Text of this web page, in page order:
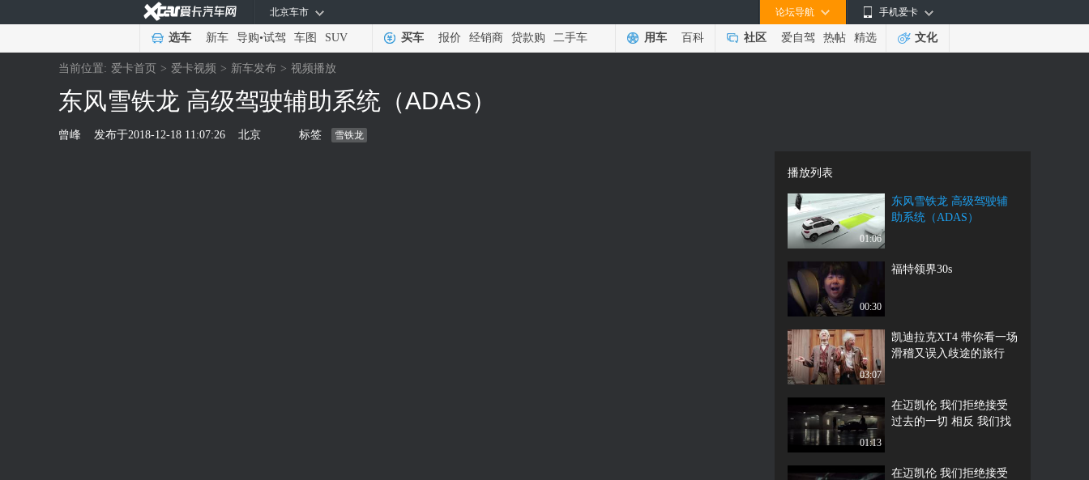
手机爱卡
论坛导航
北京车市
选车 新车 导购•试驾 车图 SUV 买车 报价 经销商 贷款购 二手车 用车 百科 社区 爱自驾 热帖 精选 文化
当前位置: 爱卡首页 > 爱卡视频 > 新车发布 > 视频播放
东风雪铁龙 高级驾驶辅助系统（ADAS）
曾峰 发布于2018-12-18 11:07:26 北京 标签 雪铁龙
播放列表
01:06
东风雪铁龙 高级驾驶辅
助系统（ADAS）
00:30
福特领界30s
03:07
凯迪拉克XT4 带你看一场
滑稽又误入歧途的旅行
01:13
在迈凯伦 我们拒绝接受
过去的一切 相反 我们找
在迈凯伦 我们拒绝接受